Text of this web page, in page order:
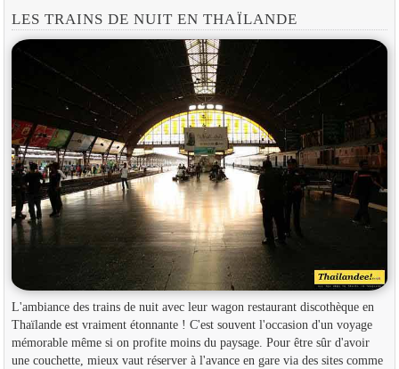
LES TRAINS DE NUIT EN THAÏLANDE
L'ambiance des trains de nuit avec leur wagon restaurant discothèque en
Thaïlande est vraiment étonnante ! C'est souvent l'occasion d'un voyage
mémorable même si on profite moins du paysage. Pour être sûr d'avoir
une couchette, mieux vaut réserver à l'avance en gare via des sites comme